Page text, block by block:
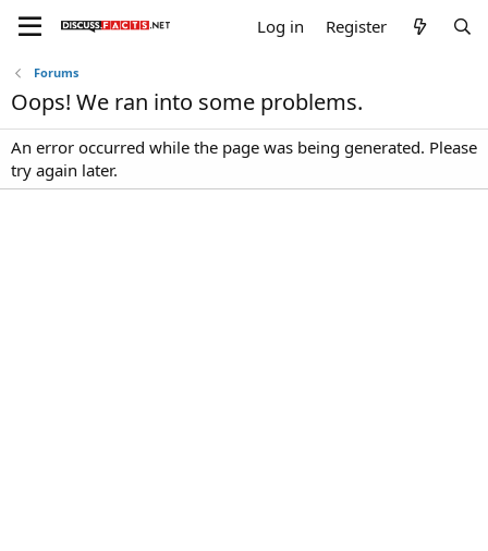
Log in Register
Forums
Oops! We ran into some problems.
An error occurred while the page was being generated. Please
try again later.